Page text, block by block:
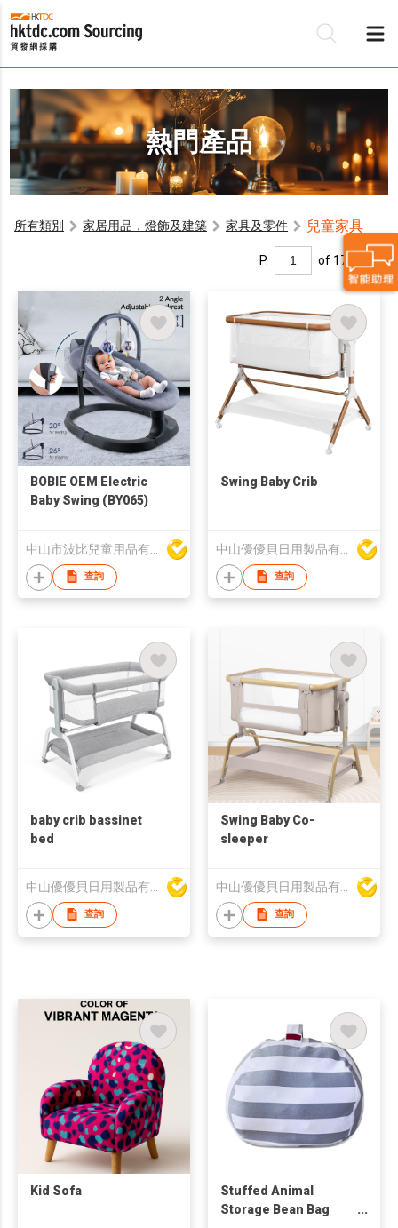
熱門產品
所有類別 家居用品，燈飾及建築 家具及零件 兒童家具
P. of 17
BOBIE OEM Electric
Baby Swing (BY065)
查詢
Swing Baby Crib
查詢
baby crib bassinet
bed
查詢
Swing Baby Co-
sleeper
查詢
Kid Sofa
Stuffed Animal
Storage Bean Bag